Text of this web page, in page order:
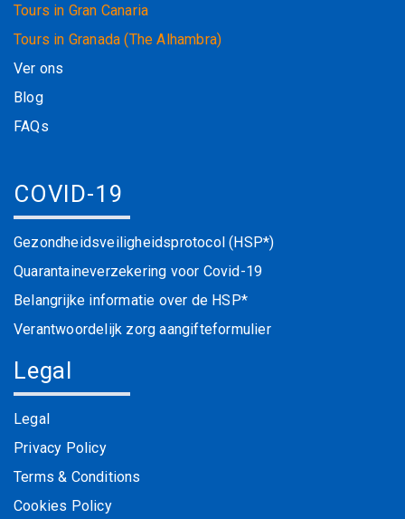
Tours in Gran Canaria
Tours in Granada (The Alhambra)
Ver ons
Blog
FAQs
COVID-19
Gezondheidsveiligheidsprotocol (HSP*)
Quarantaineverzekering voor Covid-19
Belangrijke informatie over de HSP*
Verantwoordelijk zorg aangifteformulier
Legal
Legal
Privacy Policy
Terms & Conditions
Cookies Policy